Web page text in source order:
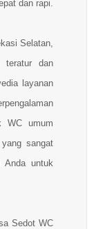
dan rapi.
Selatan,
teratur dan
layanan
WC umum
sangat
Anda untuk
Sedot WC